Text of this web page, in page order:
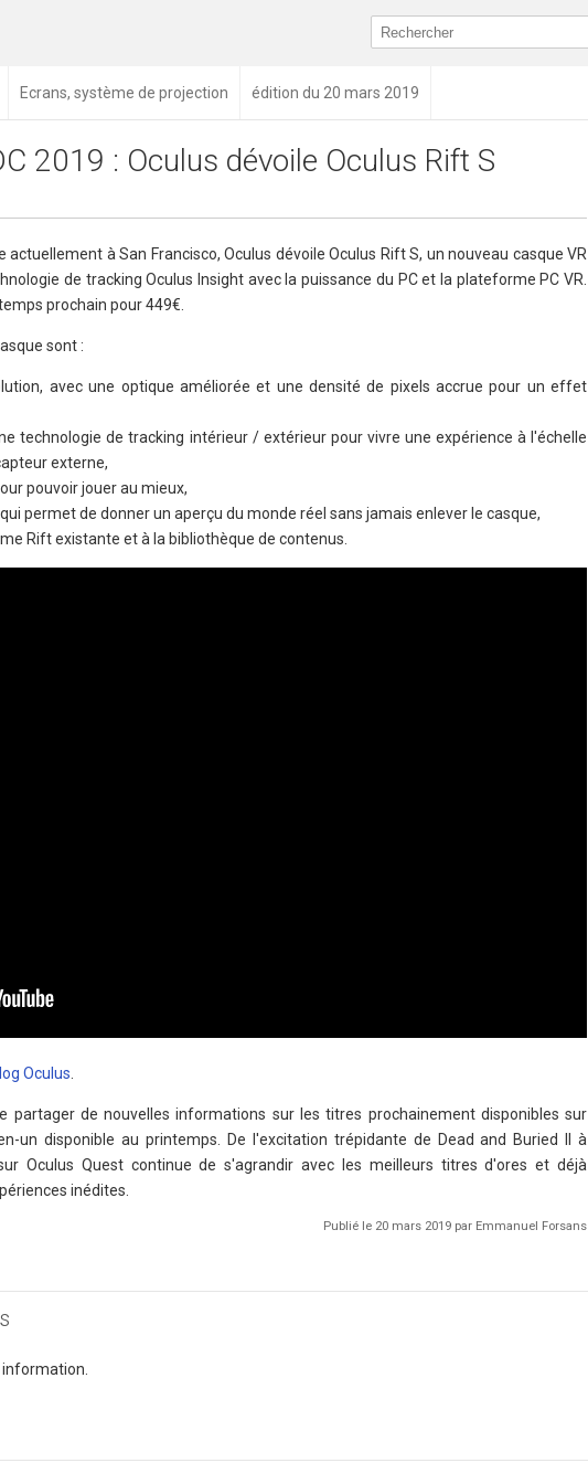
Ecrans, système de projection édition du 20 mars 2019
2019 : Oculus dévoile Oculus Rift S
actuellement à San Francisco, Oculus dévoile Oculus Rift S, un nouveau casque VR
de tracking Oculus Insight avec la puissance du PC et la plateforme PC VR.
prochain pour 449€.
sont :
avec une optique améliorée et une densité de pixels accrue pour un effet
technologie de tracking intérieur / extérieur pour vivre une expérience à l'échelle
externe,
pouvoir jouer au mieux,
permet de donner un aperçu du monde réel sans jamais enlever le casque,
Rift existante et à la bibliothèque de contenus.
Oculus
partager de nouvelles informations sur les titres prochainement disponibles sur
un disponible au printemps. De l'excitation trépidante de Dead and Buried II à
Oculus Quest continue de s'agrandir avec les meilleurs titres d'ores et déjà
inédites.
Publié le 20 mars 2019 par Emmanuel Forsans